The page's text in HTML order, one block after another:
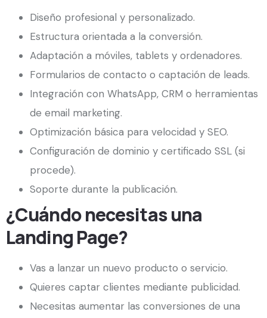
Diseño profesional y personalizado.
Estructura orientada a la conversión.
Adaptación a móviles, tablets y ordenadores.
Formularios de contacto o captación de leads.
Integración con WhatsApp, CRM o herramientas
de email marketing.
Optimización básica para velocidad y SEO.
Configuración de dominio y certificado SSL (si
procede).
Soporte durante la publicación.
¿Cuándo necesitas una
Landing Page?
Vas a lanzar un nuevo producto o servicio.
Quieres captar clientes mediante publicidad.
Necesitas aumentar las conversiones de una